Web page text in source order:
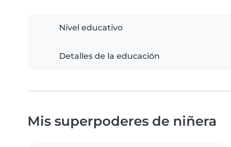
Nivel educativo
Detalles de la educación
Mis superpoderes de niñera